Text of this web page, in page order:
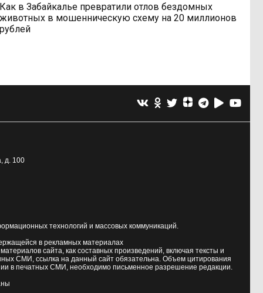
Как в Забайкалье превратили отлов бездомных
животных в мошенническую схему на 20 миллионов
рублей
д. 100
технологий и массовых коммуникаций.
в рекламных материалах
сайта, как составных произведений, включая тексты и
СМИ, ссылка на данный сайт обязательна. Объем цитирования
в печатных СМИ, необходимо письменное разрешение редакции.